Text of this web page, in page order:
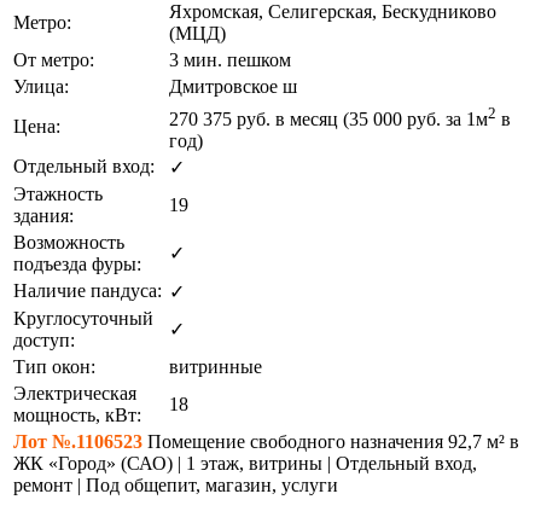
Метро:
Яхромская, Селигерская, Бескудниково
(МЦД)
От метро:
3 мин. пешком
Улица:
Дмитровское ш
Цена:
270 375 руб. в месяц (35 000 руб. за 1м2 в
год)
Отдельный вход:
✓
Этажность
здания:
19
Возможность
подъезда фуры:
✓
Наличие пандуса: ✓
Круглосуточный
доступ:
✓
Тип окон:
витринные
Электрическая
мощность, кВт:
18
Лот №.1106523 Помещение свободного назначения 92,7 м² в
ЖК «Город» (САО) | 1 этаж, витрины | Отдельный вход,
ремонт | Под общепит, магазин, услуги